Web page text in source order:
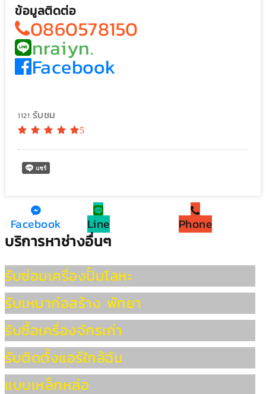
ข้อมูลติดต่อ
0860578150
nraiyn.
Facebook
1121 รับชม
5
Facebook Line Phone
บริการหาช่างอื่นๆ
รับซ่อมเครื่องปั้มโลหะ
รับเหมาก่อสร้าง พัทยา
รับซื้อเครื่องจักรเก่า
รับติดตั้งแอร์ใกล้ฉัน
แบบเหล็กหล่อ